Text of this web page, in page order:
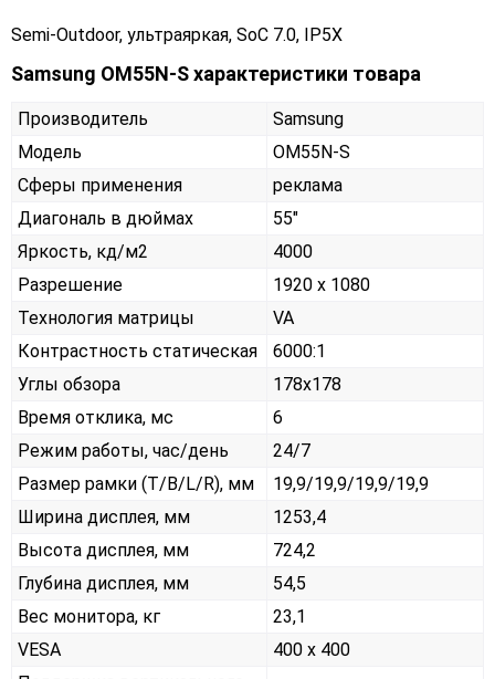
Semi-Outdoor, ультраяркая, SoC 7.0, IP5X
Samsung OM55N-S характеристики товара
Производитель
Samsung
Модель
OM55N-S
Сферы применения
реклама
Диагональ в дюймах
55"
Яркость, кд/м2
4000
Разрешение
1920 x 1080
Технология матрицы
VA
Контрастность статическая
6000:1
Углы обзора
178x178
Время отклика, мс
6
Режим работы, час/день
24/7
Размер рамки (T/B/L/R), мм
19,9/19,9/19,9/19,9
Ширина дисплея, мм
1253,4
Высота дисплея, мм
724,2
Глубина дисплея, мм
54,5
Вес монитора, кг
23,1
VESA
400 x 400